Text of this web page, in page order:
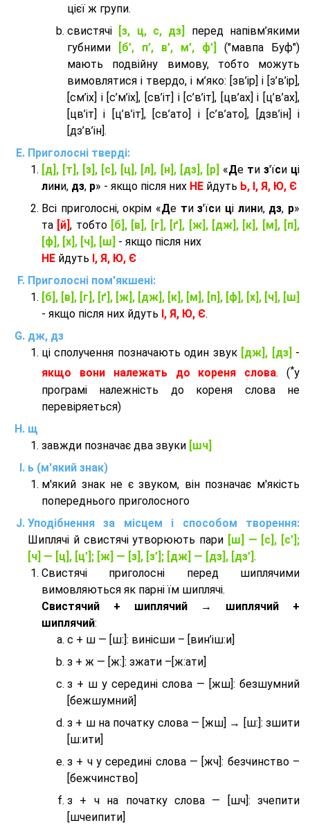
цієї ж групи.
cвистячі
[з, ц, с, дз]
перед напівм’якими
губними
[б’, п’, в’, м’, ф’]
("мавпа Буф")
мають подвійну вимову, тобто можуть
вимовлятися і твердо, і м’яко: [зв’ір] і [з’в’ір],
[см’іх] і [с’м’іх], [св’іт] і [с’в’іт], [цв’ах] і [ц’в’ах],
[цв’іт] і [ц’в’іт], [св’ато] і [с’в’ато], [дзв’iн] і
[дз’в’iн].
Приголосні тверді:
[д], [т], [з], [с], [ц], [л], [н], [дз], [р] «Де ти з'їси ці
лини, дз, р» - якщо після них НЕ йдуть Ь, І, Я, Ю, Є
Всі приголосні, окрім «Де тиз'їси ці лини, дз, р»
та [й], тобто [б], [в], [г], [ґ], [ж], [дж], [к], [м], [п],
[ф], [х], [ч], [ш] - якщо після них
НЕ йдуть І, Я, Ю, Є
Приголосні пом'якшені:
[б], [в], [г], [ґ], [ж], [дж], [к], [м], [п], [ф], [х], [ч], [ш]
- якщо після них йдуть І, Я, Ю, Є.
дж, дз
ці сполучення позначають один звук [дж], [дз] -
якщо вони належать до кореня слова. (*у
програмі належність до кореня слова не
перевіряеться)
щ
завжди позначає два звуки [шч]
ь (м'який знак)
м'який знак не є звуком, він позначає м'якість
попереднього приголосного
Уподібнення за місцем і способом творення:
Шиплячі й свистячі утворюють пари [ш] — [c], [с’];
[ч] — [ц], [ц’]; [ж] — [з], [з’]; [дж] — [дз], [дз’] .
Свистячі приголосні перед шиплячими
вимовляються як парні їм шиплячі.
Cвистячий + шиплячий → шиплячий +
шиплячий:
с + ш — [ш:]: винісши – [вин’іш:и]
з + ж — [ж:]: зжати –[ж:ати]
з + ш у середині слова — [жш]: безшумний
[бежшумний]
з + ш на початку слова — [жш] → [ш:]: зшити
[ш:ити]
з + ч у середині слова — [жч]: безчинство –
[бежчинство]
з + ч на початку слова — [шч]: зчепити
[шчеипити]